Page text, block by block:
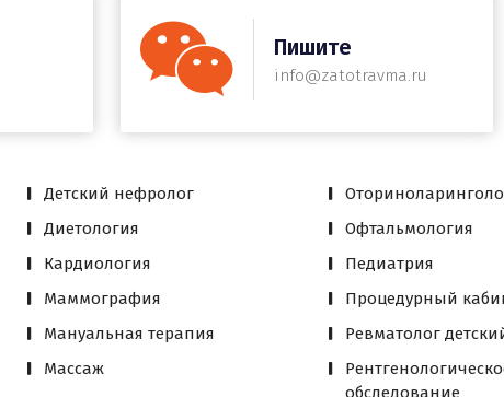
Пишите
info@zatotravma.ru
Детский нефролог
Диетология
Кардиология
Маммография
Мануальная терапия
Массаж
Офтальмология
Педиатрия
Процедурный
Ревматолог
обследование